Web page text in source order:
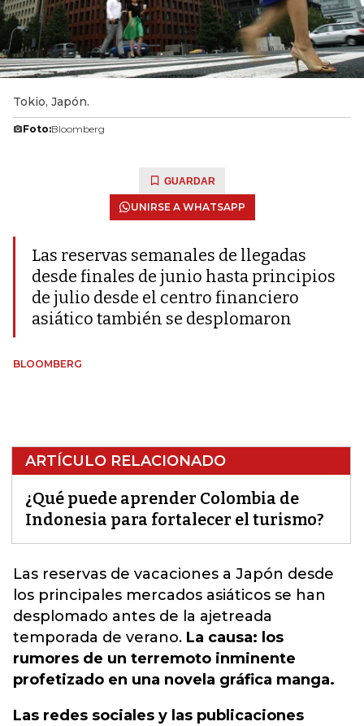
Tokio, Japón.
Foto:Bloomberg
GUARDAR
UNIRSE A WHATSAPP
Las reservas semanales de llegadas
desde finales de junio hasta principios
de julio desde el centro financiero
asiático también se desplomaron
BLOOMBERG
ARTÍCULO RELACIONADO
¿Qué puede aprender Colombia de
Indonesia para fortalecer el turismo?
Las reservas de vacaciones a Japón desde
los principales mercados asiáticos se han
desplomado antes de la ajetreada
temporada de verano. La causa: los
rumores de un terremoto inminente
profetizado en una novela gráfica manga.
Las redes sociales y las publicaciones